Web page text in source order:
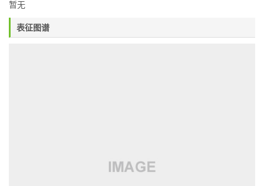
暂无
表征图谱